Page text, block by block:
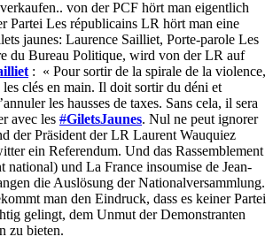
von der PCF hört man eigentlich
Partei Les républicains LR hört man eine
jaunes: Laurence Sailliet, Porte-parole Les
du Bureau Politique, wird von der LR auf
: « Pour sortir de la spirale de la violence,
clés en main. Il doit sortir du déni et
les hausses de taxes. Sans cela, il sera
avec les #GiletsJaunes. Nul ne peut ignorer
der Präsident der LR Laurent Wauquiez
ein Referendum. Und das Rassemblement
national) und La France insoumise de Jean-
die Auslösung der Nationalversammlung.
man den Eindruck, dass es keiner Partei
gelingt, dem Unmut der Demonstranten
zu bieten.